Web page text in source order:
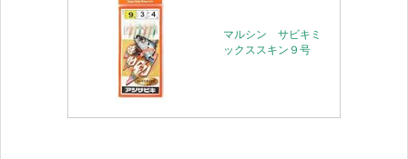
マルシン サビキミ
ックススキン９号